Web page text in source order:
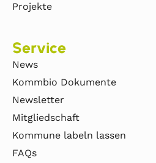
Projekte
Service
News
Kommbio Dokumente
Newsletter
Mitgliedschaft
Kommune labeln lassen
FAQs